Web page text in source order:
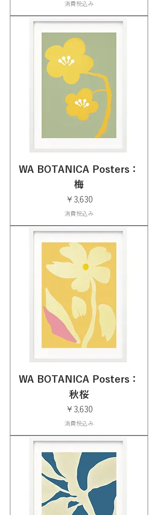
消費税込み
WA BOTANICA Posters：
梅
価格
￥3,630
消費税込み
WA BOTANICA Posters：
秋桜
価格
￥3,630
消費税込み